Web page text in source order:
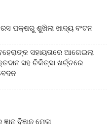
ପକ୍ଷରୁ ଶୁଖିଲା ଖାଦ୍ୟ ବଂଟନ
ସହାୟତାରେ ଆଗେଇଲା
ସହ ଚିକିତ୍ସା ଖର୍ଚ୍ଚରେ
ବିଜ୍ଞାନ ମେଳା